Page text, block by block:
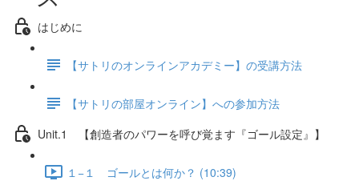
はじめに
【サトリのオンラインアカデミー】の受講方法
【サトリの部屋オンライン】への参加方法
Unit.1 【創造者のパワーを呼び覚ます『ゴール設定』】
１−１ ゴールとは何か？ (10:39)